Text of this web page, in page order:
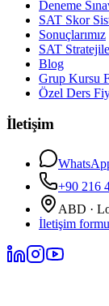
Deneme
SAT Skor
Sonuçlarımız
SAT
Blog
Grup Kursu
Özel Ders
İletişim
+90 216
ABD ·
İletişim formu